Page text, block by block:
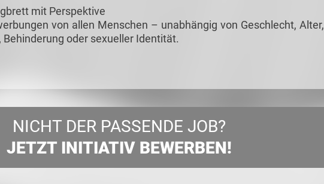
mit Perspektive
von allen Menschen – unabhängig von Geschlecht, Alter,
Behinderung oder sexueller Identität.
NICHT DER PASSENDE JOB?
JETZT INITIATIV BEWERBEN!